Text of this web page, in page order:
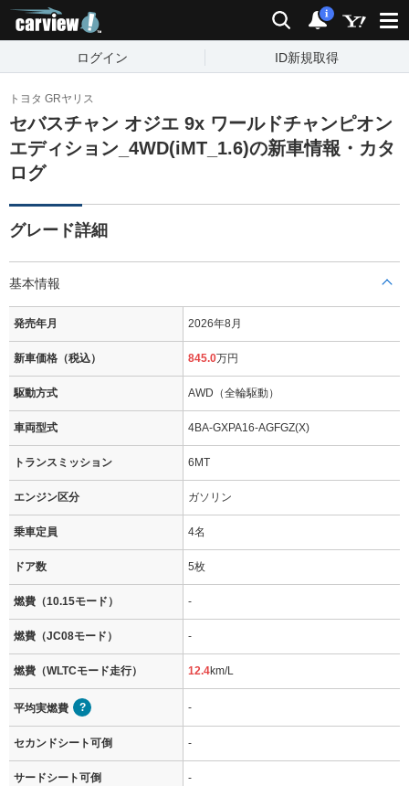
検索 通知
i
ログイン ID新規取得
トヨタ GRヤリス
セバスチャン オジエ 9x ワールドチャンピオン
エディション_4WD(iMT_1.6)の新車情報・カタ
ログ
グレード詳細
基本情報
発売年月 2026年8月
新車価格（税込） 845.0万円
駆動方式 AWD（全輪駆動）
車両型式 4BA-GXPA16-AGFGZ(X)
トランスミッション 6MT
エンジン区分 ガソリン
乗車定員 4名
ドア数 5枚
燃費（10.15モード） -
燃費（JC08モード） -
燃費（WLTCモード走行） 12.4km/L
平均実燃費 -
セカンドシート可倒 -
サードシート可倒 -